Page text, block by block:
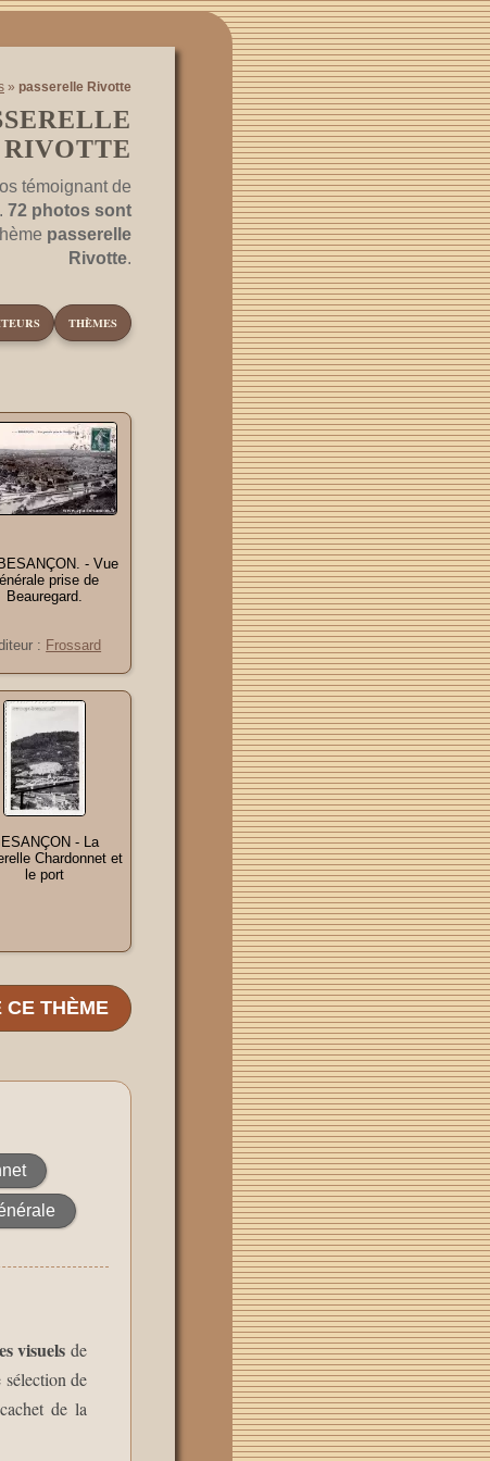
» passerelle Rivotte
RIVOTTE
témoignant de
72 photos sont
passerelle
Rivotte.
THÈMES
- Vue
prise de
Beauregard.
: Frossard
- La
Chardonnet et
le port
CE THÈME
visuels de
de
de la